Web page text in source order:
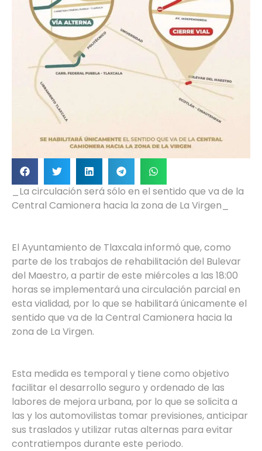
_La circulación será sólo en el sentido que va de la
Central Camionera hacia la zona de La Virgen_
El Ayuntamiento de Tlaxcala informó que, como
parte de los trabajos de rehabilitación del Bulevar
del Maestro, a partir de este miércoles a las 18:00
horas se implementará una circulación parcial en
esta vialidad, por lo que se habilitará únicamente el
sentido que va de la Central Camionera hacia la
zona de La Virgen.
Esta medida es temporal y tiene como objetivo
facilitar el desarrollo seguro y ordenado de las
labores de mejora urbana, por lo que se solicita a
las y los automovilistas tomar previsiones, anticipar
sus traslados y utilizar rutas alternas para evitar
contratiempos durante este periodo.